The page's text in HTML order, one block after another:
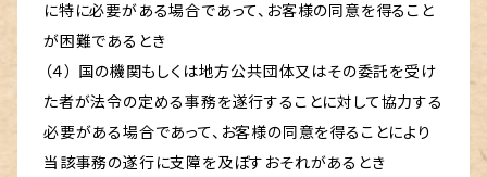
に特に必要がある場合であって、お客様の同意を得ること
が困難であるとき
（４） 国の機関もしくは地方公共団体又はその委託を受け
た者が法令の定める事務を遂行することに対して協力する
必要がある場合であって、お客様の同意を得ることにより
当該事務の遂行に支障を及ぼすおそれがあるとき